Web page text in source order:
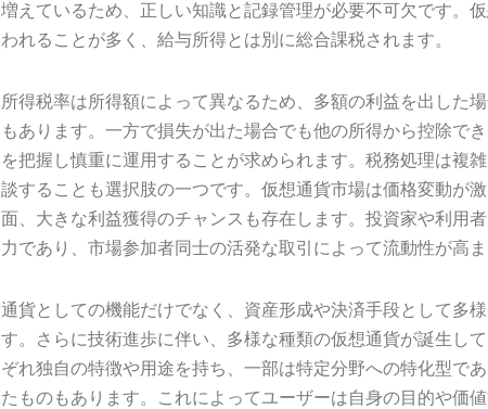
増えているため、正しい知識と記録管理が必要不可欠です。
われることが多く、給与所得とは別に総合課税されます。
所得税率は所得額によって異なるため、多額の利益を出した
もあります。一方で損失が出た場合でも他の所得から控除で
を把握し慎重に運用することが求められます。税務処理は複
談することも選択肢の一つです。仮想通貨市場は価格変動が
面、大きな利益獲得のチャンスも存在します。投資家や利用
力であり、市場参加者同士の活発な取引によって流動性が高ま
通貨としての機能だけでなく、資産形成や決済手段として多
す。さらに技術進歩に伴い、多様な種類の仮想通貨が誕生し
ぞれ独自の特徴や用途を持ち、一部は特定分野への特化型で
たものもあります。これによってユーザーは自身の目的や価